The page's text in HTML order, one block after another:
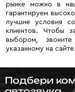
рынке можно в
гарантируем
лучшие условия
клиентов. Чтобы
выбором,
указанному на сайте.
Подбери